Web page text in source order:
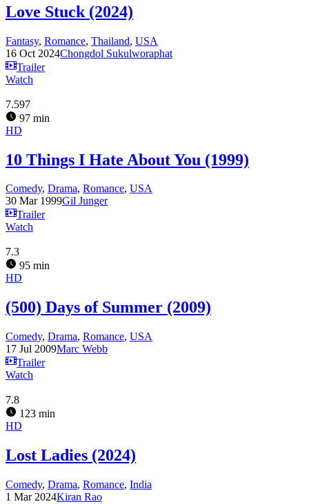
Love Stuck (2024)
Fantasy, Romance, Thailand, USA
16 Oct 2024Chongdol Sukulworaphat
Trailer
Watch
7.597
97 min
HD
10 Things I Hate About You (1999)
Comedy, Drama, Romance, USA
30 Mar 1999Gil Junger
Trailer
Watch
7.3
95 min
HD
(500) Days of Summer (2009)
Comedy, Drama, Romance, USA
17 Jul 2009Marc Webb
Trailer
Watch
7.8
123 min
HD
Lost Ladies (2024)
Comedy, Drama, Romance, India
1 Mar 2024Kiran Rao